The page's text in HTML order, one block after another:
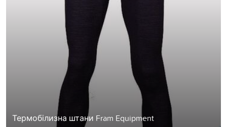
Термобілизна штани Fram Equipment